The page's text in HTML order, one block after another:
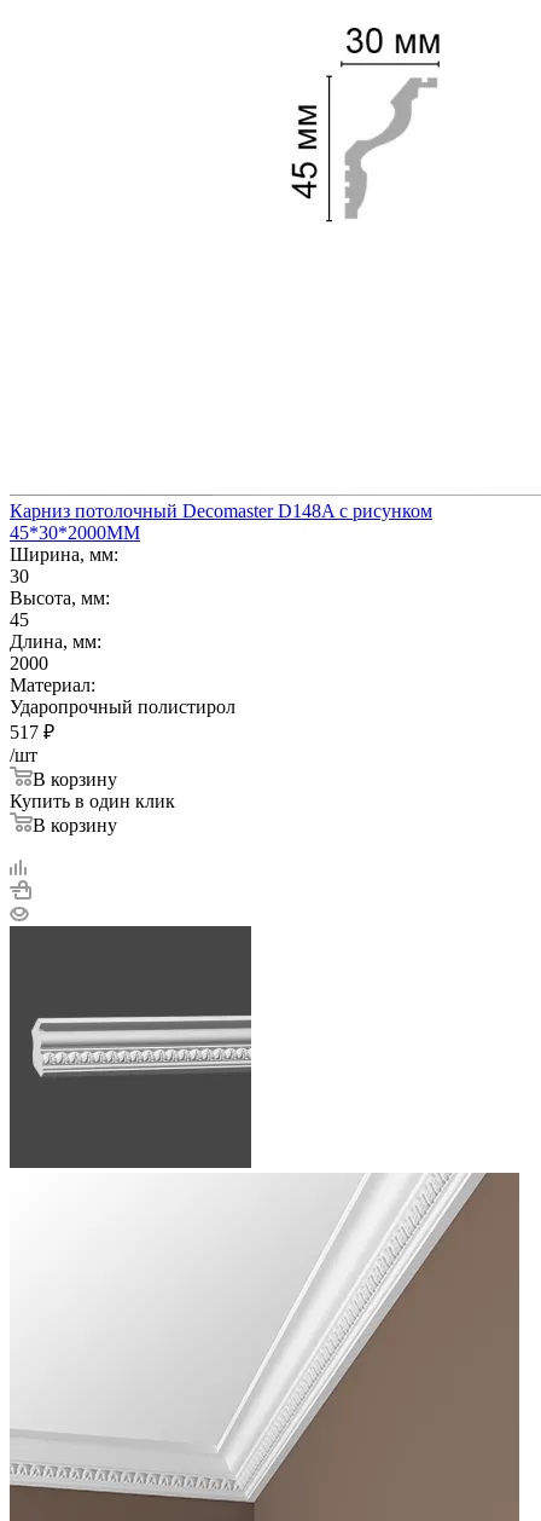
Карниз потолочный Decomaster D148A с рисунком
45*30*2000ММ
Ширина, мм:
30
Высота, мм:
45
Длина, мм:
2000
Материал:
Ударопрочный полистирол
517 ₽
/шт
В корзину
Купить в один клик
В корзину